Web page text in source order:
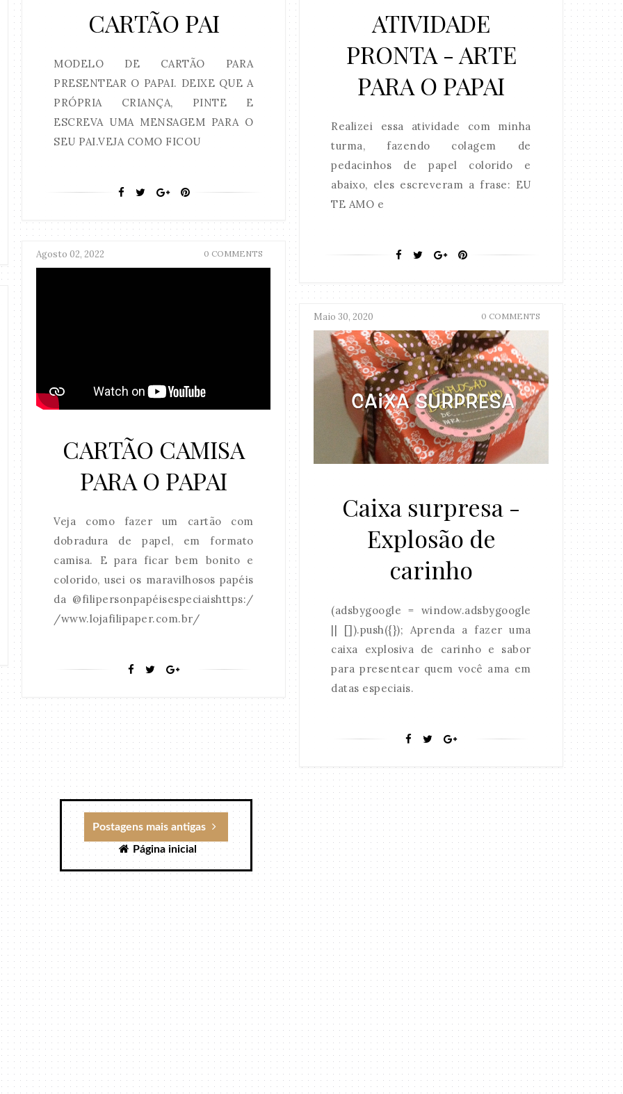
CARTÃO PAI
MODELO DE CARTÃO PARA
PRESENTEAR O PAPAI. DEIXE QUE A
PRÓPRIA CRIANÇA, PINTE E
ESCREVA UMA MENSAGEM PARA O
SEU PAI.VEJA COMO FICOU
ATIVIDADE
PRONTA - ARTE
PARA O PAPAI
Realizei essa atividade com minha
turma, fazendo colagem de
pedacinhos de papel colorido e
abaixo, eles escreveram a frase: EU
TE AMO e
Agosto 02, 2022 0 COMMENTS
CARTÃO CAMISA
PARA O PAPAI
Veja como fazer um cartão com
dobradura de papel, em formato
camisa. E para ficar bem bonito e
colorido, usei os maravilhosos papéis
da @filipersonpapéisespeciaishttps:/
/www.lojafilipaper.com.br/
Maio 30, 2020 0 COMMENTS
Caixa surpresa -
Explosão de
carinho
(adsbygoogle = window.adsbygoogle
|| []).push({}); Aprenda a fazer uma
caixa explosiva de carinho e sabor
para presentear quem você ama em
datas especiais.
Postagens mais antigas
Página inicial